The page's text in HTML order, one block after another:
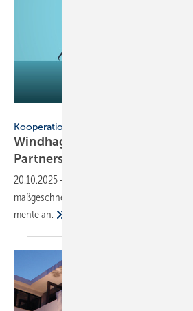
Kooperation
Windhager und Helio­therm
Partner­schaft
20.10.2025 -
maß­ge­schneiderte Heiz- und
mentean.